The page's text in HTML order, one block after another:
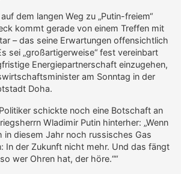
dem langen Weg zu „Putin-freiem“
kommt gerade von einem Treffen mit
– das seine Erwartungen offensichtlich
sei „großartigerweise“ fest vereinbart
Energiepartnerschaft einzugehen,
am Sonntag in der
Doha.
schickte noch eine Botschaft an
Wladimir Putin hinterher: „Wenn
in diesem Jahr noch russisches Gas
In der Zukunft nicht mehr. Und das fängt
wer Ohren hat, der höre.““